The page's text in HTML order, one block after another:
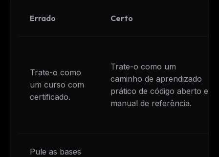
Errado Certo
Trate-o como
um curso com
certificado.
Trate-o como um
caminho de aprendizado
prático de código aberto e
manual de referência.
Pule as bases